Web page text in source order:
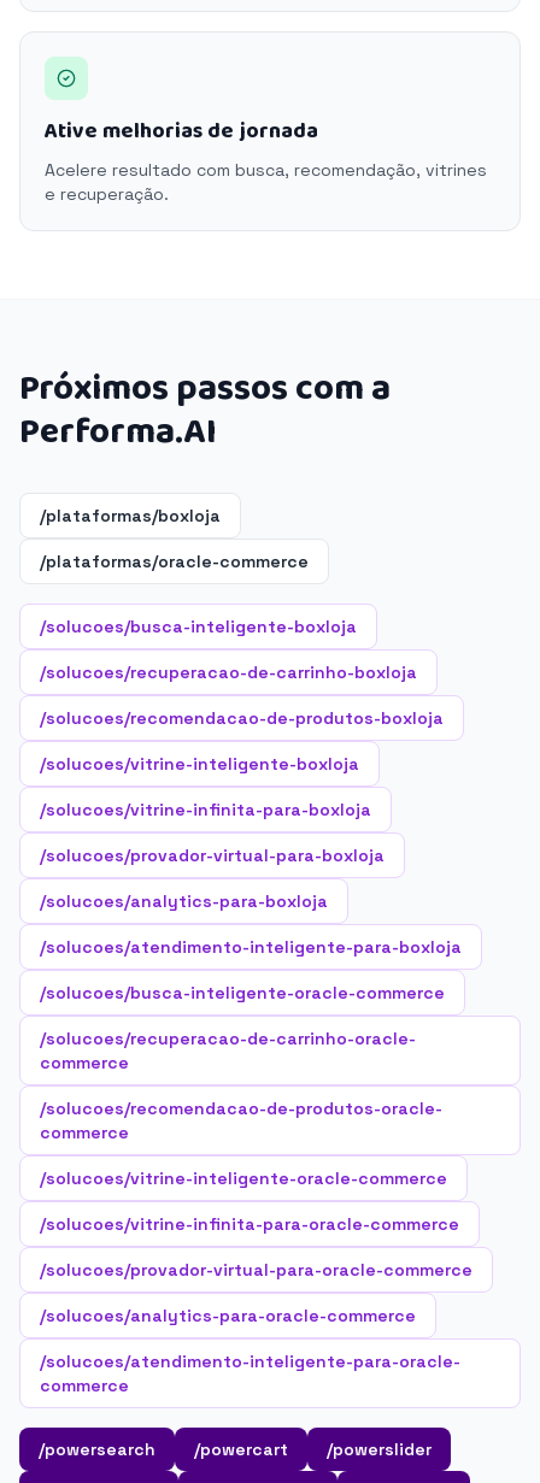
Ative melhorias de jornada
Acelere resultado com busca, recomendação, vitrines
e recuperação.
Próximos passos com a
Performa.AI
/plataformas/boxloja
/plataformas/oracle-commerce
/solucoes/busca-inteligente-boxloja
/solucoes/recuperacao-de-carrinho-boxloja
/solucoes/recomendacao-de-produtos-boxloja
/solucoes/vitrine-inteligente-boxloja
/solucoes/vitrine-infinita-para-boxloja
/solucoes/provador-virtual-para-boxloja
/solucoes/analytics-para-boxloja
/solucoes/atendimento-inteligente-para-boxloja
/solucoes/busca-inteligente-oracle-commerce
/solucoes/recuperacao-de-carrinho-oracle-
commerce
/solucoes/recomendacao-de-produtos-oracle-
commerce
/solucoes/vitrine-inteligente-oracle-commerce
/solucoes/vitrine-infinita-para-oracle-commerce
/solucoes/provador-virtual-para-oracle-commerce
/solucoes/analytics-para-oracle-commerce
/solucoes/atendimento-inteligente-para-oracle-
commerce
/powersearch /powercart
/powerslider